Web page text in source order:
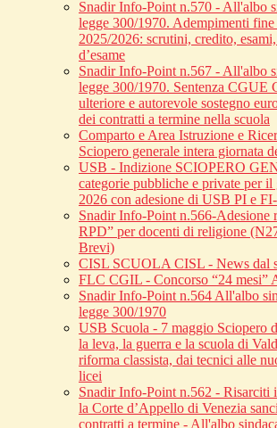
Snadir Info-Point n.570 - All'albo
legge 300/1970. Adempimenti fine
2025/2026: scrutini, credito,
d’esame
Snadir Info-Point n.567 - All'albo
legge 300/1970. Sentenza CGUE
ulteriore e autorevole sostegno
dei contratti a termine nella scuola
Comparto e Area Istruzione e
Sciopero generale intera giornata
USB - Indizione SCIOPERO
categorie pubbliche e private per
2026 con adesione di USB PI e
Snadir Info-Point n.566-Adesione
RPD” per docenti di religione
Brevi)
CISL SCUOLA CISL - News dal
FLC CGIL - Concorso “24 mesi”
Snadir Info-Point n.564 All'albo
legge 300/1970
USB Scuola - 7 maggio Sciopero
la leva, la guerra e la scuola di
riforma classista, dai tecnici alle
licei
Snadir Info-Point n.562 - Risarciti
la Corte d’Appello di Venezia
contratti a termine - All'albo